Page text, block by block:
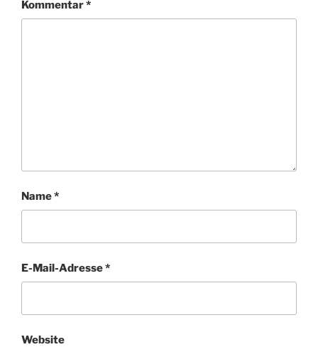
Kommentar*
Name*
E-Mail-Adresse*
Website